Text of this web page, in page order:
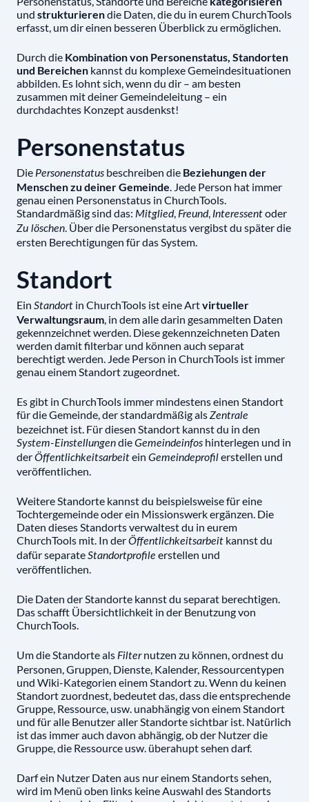
und strukturierendie Daten, die du in eurem ChurchTools
erfasst, um dir einen besseren Überblick zu ermöglichen.
Durch die Kombination von Personenstatus, Standorten
und Bereichen kannst du komplexe Gemeindesituationen
abbilden. Es lohnt sich, wenn du dir – am besten
zusammen mit deiner Gemeindeleitung – ein
durchdachtes Konzept ausdenkst!
Personenstatus
Die Personenstatus beschreiben die Beziehungen der
Menschen zu deiner Gemeinde. Jede Person hat immer
genau einen Personenstatus in ChurchTools.
Standardmäßig sind das: Mitglied, Freund, Interessentoder
Zu löschen. Über die Personenstatus vergibst du später die
ersten Berechtigungen für das System.
Standort
Ein Standort in ChurchTools ist eine Artvirtueller
Verwaltungsraum, in dem alle darin gesammelten Daten
gekennzeichnet werden. Diese gekennzeichneten Daten
werden damit filterbar und können auch separat
berechtigt werden. Jede Person in ChurchTools ist immer
genau einem Standort zugeordnet.
Es gibt in ChurchTools immer mindestens einen Standort
für die Gemeinde, der standardmäßig alsZentrale
bezeichnet ist. Für diesen Standort kannst du in den
System-EinstellungendieGemeindeinfos hinterlegen und in
derÖffentlichkeitsarbeitein Gemeindeprofilerstellen und
veröffentlichen.
Weitere Standorte kannst du beispielsweise für eine
Tochtergemeinde oder ein Missionswerk ergänzen. Die
Daten dieses Standorts verwaltest du in eurem
ChurchTools mit. In derÖffentlichkeitsarbeit kannst du
dafür separateStandortprofile erstellen und
veröffentlichen.
Die Daten der Standorte kannst du separat berechtigen.
Das schafft Übersichtlichkeit in der Benutzung von
ChurchTools.
Um die Standorte als Filternutzen zu können, ordnest du
Personen, Gruppen, Dienste, Kalender, Ressourcentypen
und Wiki-Kategorien einem Standort zu. Wenn du keinen
Standort zuordnest, bedeutet das, dass die entsprechende
Gruppe, Ressource, usw. unabhängig von einem Standort
und für alle Benutzer aller Standorte sichtbar ist. Natürlich
ist das immer auch davon abhängig, ob der Nutzer die
Gruppe, die Ressource usw. überahupt sehen darf.
Darf ein Nutzer Daten aus nur einem Standorts sehen,
wird im Menü oben links keine Auswahl des Standorts